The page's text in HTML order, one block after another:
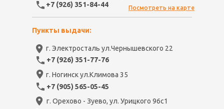
г. Ногинск ул.Климова 35
+7 (905) 565-05-45
г. Орехово - Зуево, ул. Урицкого 96с1
г. Электросталь ул.Чернышевского 22
Пункты выдачи:
+7 (926) 351-84-44
+7 (926) 351-77-76
Посмотреть на карте